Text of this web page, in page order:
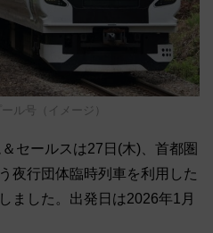
ル号（イメージ）
セールスは27日(木)、首都圏
夜行団体臨時列車を利用した
ました。出発日は2026年1月